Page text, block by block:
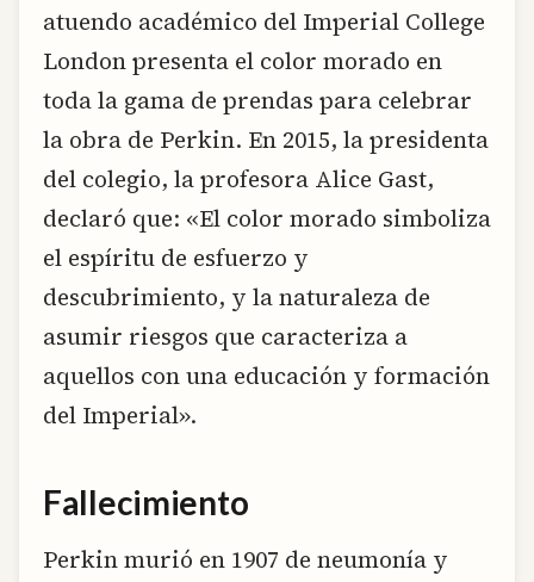
atuendo académico del Imperial College
London presenta el color morado en
toda la gama de prendas para celebrar
la obra de Perkin. En 2015, la presidenta
del colegio, la profesora Alice Gast,
declaró que: «El color morado simboliza
el espíritu de esfuerzo y
descubrimiento, y la naturaleza de
asumir riesgos que caracteriza a
aquellos con una educación y formación
del Imperial».
Fallecimiento
Perkin murió en 1907 de neumonía y